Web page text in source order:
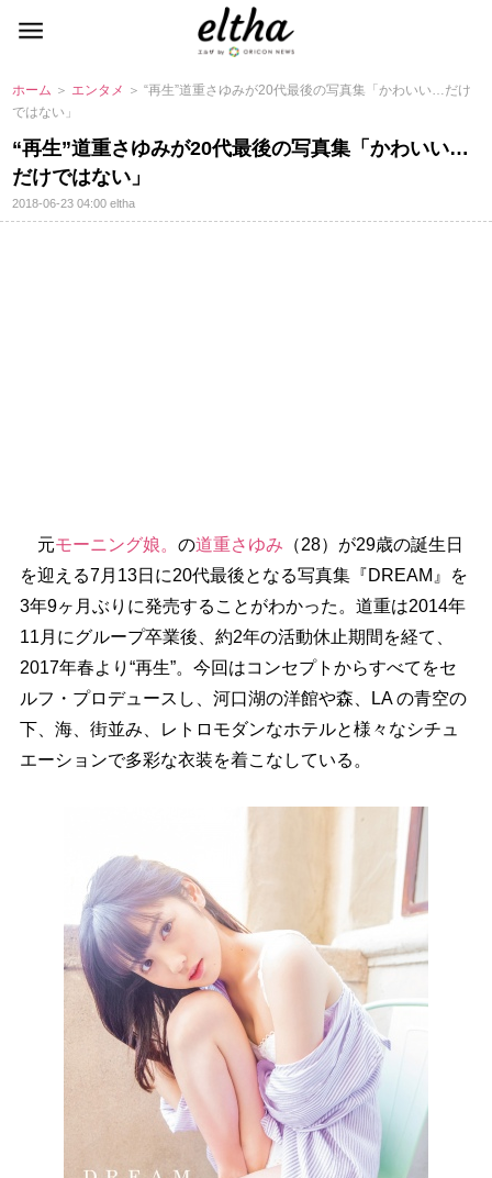
ホーム ＞ エンタメ ＞ “再生”道重さゆみが20代最後の写真集「かわいい…だけ
ではない」
“再生”道重さゆみが20代最後の写真集「かわいい…
だけではない」
2018-06-23 04:00eltha
元モーニング娘。 の道重さゆみ （28）が29歳の誕生日
を迎える7月13日に20代最後となる写真集『DREAM』を
3年9ヶ月ぶりに発売することがわかった。道重は2014年
11月にグループ卒業後、約2年の活動休止期間を経て、
2017年春より“再生”。今回はコンセプトからすべてをセ
ルフ・プロデュースし、河口湖の洋館や森、LA の青空の
下、海、街並み、レトロモダンなホテルと様々なシチュ
エーションで多彩な衣装を着こなしている。